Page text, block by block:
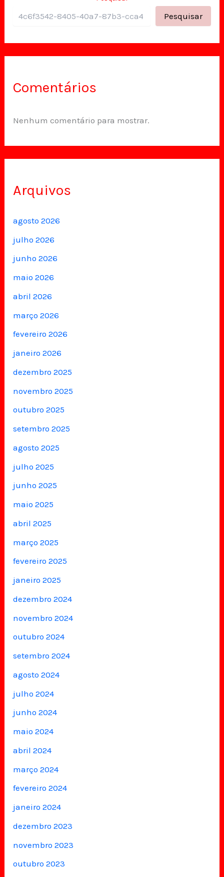
Pesquisar
Comentários
Nenhum comentário para mostrar.
Arquivos
agosto 2026
julho 2026
junho 2026
maio 2026
abril 2026
março 2026
fevereiro 2026
janeiro 2026
dezembro 2025
novembro 2025
outubro 2025
setembro 2025
agosto 2025
julho 2025
junho 2025
maio 2025
abril 2025
março 2025
fevereiro 2025
janeiro 2025
dezembro 2024
novembro 2024
outubro 2024
setembro 2024
agosto 2024
julho 2024
junho 2024
maio 2024
abril 2024
março 2024
fevereiro 2024
janeiro 2024
dezembro 2023
novembro 2023
outubro 2023